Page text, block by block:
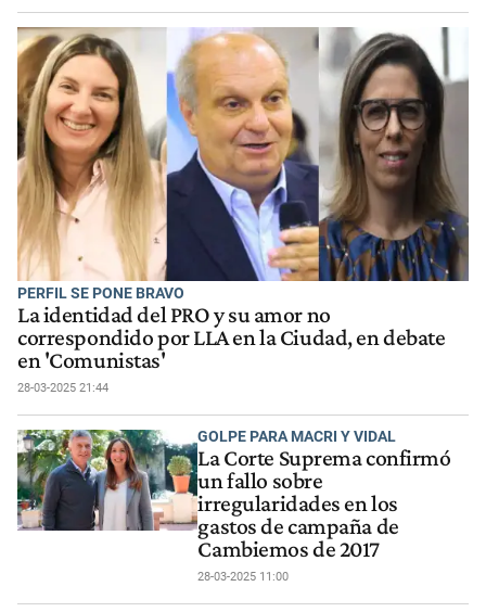
PERFIL SE PONE BRAVO
La identidad del PRO y su amor no
correspondido por LLA en la Ciudad, en debate
en 'Comunistas'
28-03-2025 21:44
GOLPE PARA MACRI Y VIDAL
La Corte Suprema confirmó
un fallo sobre
irregularidades en los
gastos de campaña de
Cambiemos de 2017
28-03-2025 11:00